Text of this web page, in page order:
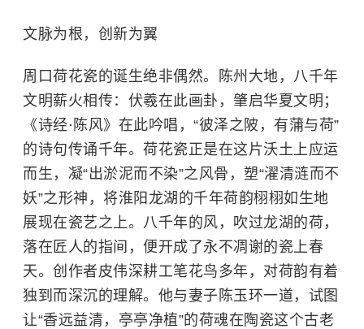
文脉为根，创新为翼
周口荷花瓷的诞生绝非偶然。陈州大地，八千年
文明薪火相传：伏羲在此画卦，肇启华夏文明；
《诗经·陈风》在此吟唱，“彼泽之陂，有蒲与荷”
的诗句传诵千年。荷花瓷正是在这片沃土上应运
而生，凝“出淤泥而不染”之风骨，塑“濯清涟而不
妖”之形神，将淮阳龙湖 的千年荷韵栩栩如生地
展现在瓷艺之上。八千年的风，吹过龙湖的荷，
落在匠人的指间，便开成了永不凋谢的瓷上春
天。创作者皮伟深耕工笔花鸟多年，对荷韵有着
独到而深沉的理解。他与妻子陈玉环一道，试图
让“香远益清，亭亭净植”的荷魂在陶瓷这个古老